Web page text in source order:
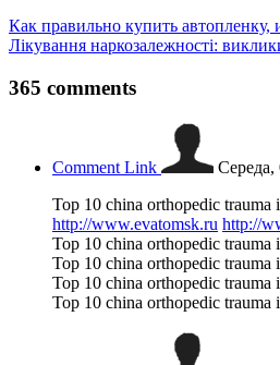
Как правильно купить автопленку,
Лікування наркозалежності:
365 comments
Comment Link Середа,
Top 10 china orthopedic trauma
http://www.evatomsk.ru http://
Top 10 china orthopedic trauma
Top 10 china orthopedic trauma
Top 10 china orthopedic trauma
Top 10 china orthopedic trauma